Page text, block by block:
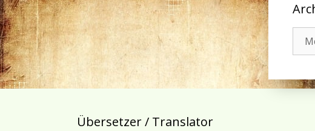
Übersetzer / Translator